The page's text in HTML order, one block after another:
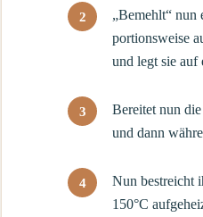
„Bemehlt“ nun
portionsweise
und legt sie auf
Bereitet nun
und dann
Nun bestreicht
150°C